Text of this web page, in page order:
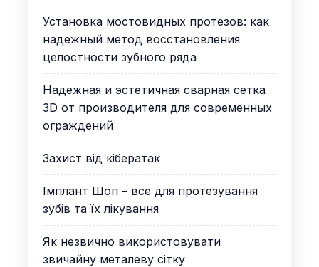
Установка мостовидных протезов: как
надежный метод восстановления
целостности зубного ряда
Надежная и эстетичная сварная сетка
3D от производителя для современных
ограждений
Захист від кібератак
Імплант Шоп – все для протезування
зубів та їх лікування
Як незвично використовувати
звичайну металеву сітку